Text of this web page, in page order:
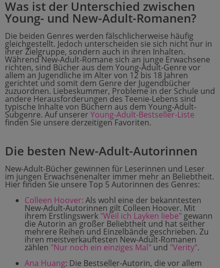
Was ist der Unterschied zwischen
Young- und New-Adult-Romanen?
Die beiden Genres werden fälschlicherweise häufig
gleichgestellt. Jedoch unterscheiden sie sich nicht nur in
ihrer Zielgruppe, sondern auch in ihren Inhalten.
Während New-Adult-Romane sich an junge Erwachsene
richten, sind Bücher aus dem Young-Adult-Genre vor
allem an Jugendliche im Alter von 12 bis 18 Jahren
gerichtet und somit dem Genre der Jugendbücher
zuzuordnen. Liebeskummer, Probleme in der Schule und
andere Herausforderungen des Teenie-Lebens sind
typische Inhalte von Büchern aus dem Young-Adult-
Subgenre. Auf unserer Young-Adult-Bestseller-Liste
finden Sie unsere derzeitigen Favoriten.
Die besten New-Adult-Autorinnen
New-Adult-Bücher gewinnen für Leserinnen und Leser
im jungen Erwachsenenalter immer mehr an Beliebtheit.
Hier finden Sie unsere Top 5 Autorinnen des Genres:
Colleen Hoover: Als wohl eine der bekanntesten
New-Adult-Autorinnen gilt Colleen Hoover. Mit
ihrem Erstlingswerk "Weil ich Layken liebe" gewann
die Autorin an großer Beliebtheit und hat seither
mehrere Reihen und Einzelbände geschrieben. Zu
ihren meistverkauftesten New-Adult-Romanen
zählen "Nur noch ein einziges Mal" und "Verity".
Ana Huang: Die Bestseller-Autorin, die vor allem